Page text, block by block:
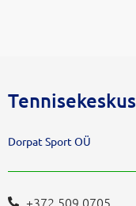
Tennisekeskus
Dorpat Sport OÜ
+372 509 0705